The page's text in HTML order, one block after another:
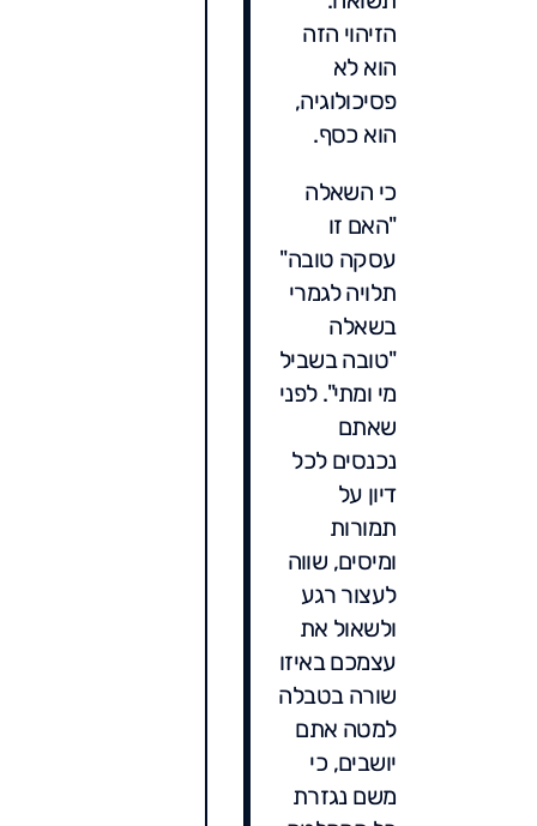
הזיהוי הזה
הוא לא
פסיכולוגיה,
הוא כסף.
כי השאלה
"האם זו
עסקה טובה"
תלויה לגמרי
בשאלה
"טובה בשביל
מי ומתי". לפני
שאתם
נכנסים לכל
דיון על
תמורות
ומיסים, שווה
לעצור רגע
ולשאול את
עצמכם באיזו
שורה בטבלה
למטה אתם
יושבים, כי
משם נגזרת